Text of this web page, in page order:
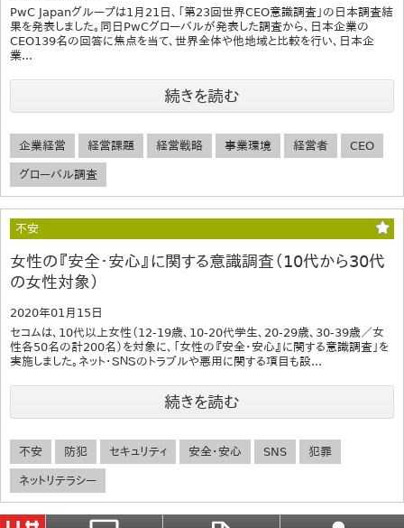
PwC Japanグループは1月21日、「第23回世界CEO意識調査」の日本調査結
果を発表しました。同日PwCグローバルが発表した調査から、日本企業の
CEO139名の回答に焦点を当て、世界全体や他地域と比較を行い、日本企
業...
続きを読む
企業経営 経営課題 経営戦略 事業環境 経営者 CEO
グローバル調査
不安
女性の『安全・安心』に関する意識調査（10代から30代
の女性対象）
2020年01月15日
セコムは、10代以上女性（12-19歳、10-20代学生、20-29歳、30-39歳／女
性各50名の計200名）を対象に、「女性の『安全・安心』に関する意識調査」を
実施しました。ネット・ＳＮＳのトラブルや悪用に関する項目も設...
続きを読む
不安 防犯 セキュリティ 安全・安心 SNS 犯罪
ネットリテラシー